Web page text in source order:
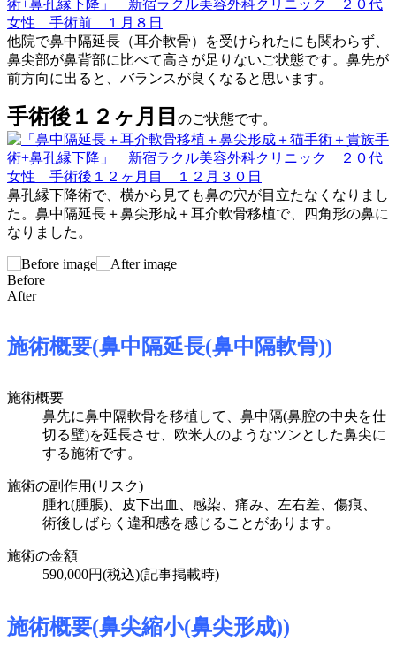
他院で鼻中隔延長（耳介軟骨）を受けられたにも関わらず、
鼻尖部が鼻背部に比べて高さが足りないご状態です。鼻先が
前方向に出ると、バランスが良くなると思います。
手術後１２ヶ月目 のご状態です。
鼻孔縁下降術で、横から見ても鼻の穴が目立たなくなりまし
た。鼻中隔延長＋鼻尖形成＋耳介軟骨移植で、四角形の鼻に
なりました。
Before
After
施術概要(鼻中隔延長(鼻中隔軟骨))
施術概要
鼻先に鼻中隔軟骨を移植して、鼻中隔(鼻腔の中央を仕
切る壁)を延長させ、欧米人のようなツンとした鼻尖に
する施術です。
施術の副作用(リスク)
腫れ(腫脹)、皮下出血、感染、痛み、左右差、傷痕、
術後しばらく違和感を感じることがあります。
施術の金額
590,000円(税込)(記事掲載時)
施術概要(鼻尖縮小(鼻尖形成))